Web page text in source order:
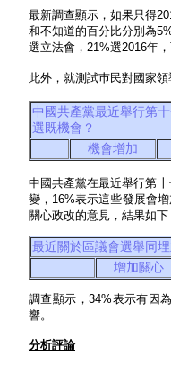
最新調查顯示，如果只得
和不知道的百分比分別為
選立法會，21%選2016年
此外，就測試巿民對國家
中國共產黨最近舉行第
選既機會？
機會增加
中國共產黨在最近舉行第
變，16%表示這些發展會
關心政改的意見，結果如下
最近關於區議會選舉同
增加關心
調查顯示，34%表示有因
響。
分析評論